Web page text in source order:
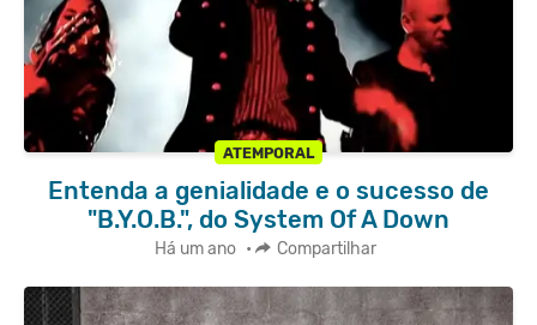
ATEMPORAL
Entenda a genialidade e o sucesso de
"B.Y.O.B.", do System Of A Down
Há um ano • Compartilhar